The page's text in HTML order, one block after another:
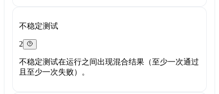
不稳定测试
2
不稳定测试在运行之间出现混合结果（至少一次通过
且至少一次失败）。